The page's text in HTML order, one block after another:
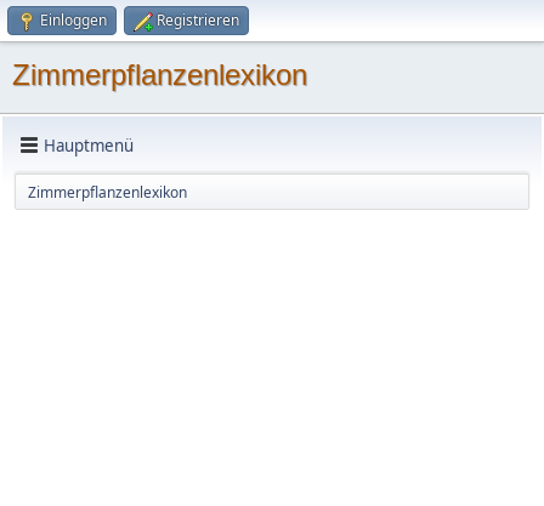
Einloggen Registrieren
Zimmerpflanzenlexikon
Hauptmenü
Zimmerpflanzenlexikon